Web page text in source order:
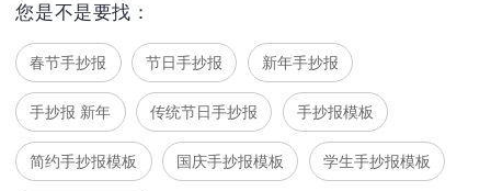
您是不是要找：
春节手抄报 节日手抄报 新年手抄报
手抄报 新年 传统节日手抄报 手抄报模板
简约手抄报模板 国庆手抄报模板 学生手抄报模板